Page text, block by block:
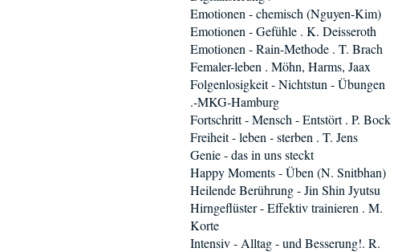
Emotionen - chemisch (Nguyen-Kim)
Emotionen - Gefühle . K. Deisseroth
Emotionen - Rain-Methode . T. Brach
Femaler-leben . Möhn, Harms, Jaax
Folgenlosigkeit - Nichtstun - Übungen
.-MKG-Hamburg
Fortschritt - Mensch - Entstört . P. Bock
Freiheit - leben - sterben . T. Jens
Genie - das in uns steckt
Happy Moments - Üben (N. Snitbhan)
Heilende Berührung - Jin Shin Jyutsu
Hirngeflüster - Effektiv trainieren . M.
Korte
Intensiv - Alltag - und Besserung!. R.